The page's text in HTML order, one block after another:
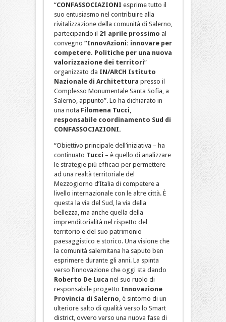
“CONFASSOCIAZIONI esprime tutto il
suo entusiasmo nel contribuire alla
rivitalizzazione della comunità di Salerno,
partecipando il 21 aprile prossimo al
convegno “InnovAzioni: innovare per
competere. Politiche per una nuova
valorizzazione dei territori”
organizzato da IN/ARCH Istituto
Nazionale di Architettura presso il
Complesso Monumentale Santa Sofia, a
Salerno, appunto”. Lo ha dichiarato in
una nota Filomena Tucci,
responsabile coordinamento Sud di
CONFASSOCIAZIONI.
“Obiettivo principale dell’iniziativa – ha
continuato Tucci – è quello di analizzare
le strategie più efficaci per permettere
ad una realtà territoriale del
Mezzogiorno d’Italia di competere a
livello internazionale con le altre città. È
questa la via del Sud, la via della
bellezza, ma anche quella della
imprenditorialità nel rispetto del
territorio e del suo patrimonio
paesaggistico e storico. Una visione che
la comunità salernitana ha saputo ben
esprimere durante gli anni. La spinta
verso l’innovazione che oggi sta dando
Roberto De Luca nel suo ruolo di
responsabile progetto Innovazione
Provincia di Salerno , è sintomo di un
ulteriore salto di qualità verso lo Smart
district, ovvero verso una nuova fase di